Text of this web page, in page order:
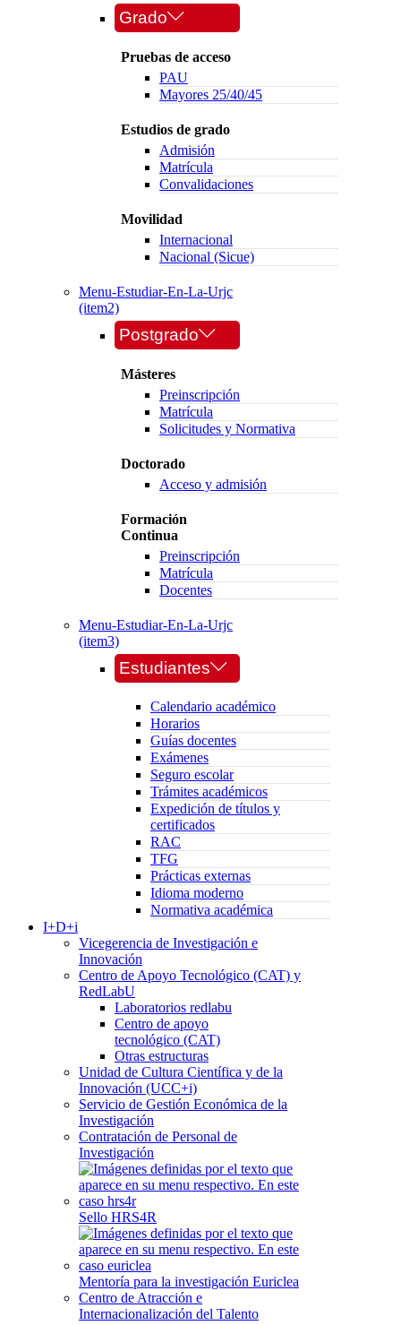
Grado
Pruebas de acceso
PAU
Mayores 25/40/45
Estudios de grado
Admisión
Matrícula
Convalidaciones
Movilidad
Internacional
Nacional (Sicue)
Menu-Estudiar-En-La-Urjc
(item2)
Postgrado
Másteres
Preinscripción
Matrícula
Solicitudes y Normativa
Doctorado
Acceso y admisión
Formación
Continua
Preinscripción
Matrícula
Docentes
Menu-Estudiar-En-La-Urjc
(item3)
Estudiantes
Calendario académico
Horarios
Guías docentes
Exámenes
Seguro escolar
Trámites académicos
Expedición de títulos y
certificados
RAC
TFG
Prácticas externas
Idioma moderno
Normativa académica
I+D+i
Vicegerencia de Investigación e
Innovación
Centro de Apoyo Tecnológico (CAT) y
RedLabU
Laboratorios redlabu
Centro de apoyo
tecnológico (CAT)
Otras estructuras
Unidad de Cultura Científica y de la
Innovación (UCC+i)
Servicio de Gestión Económica de la
Investigación
Contratación de Personal de
Investigación
Sello HRS4R
Mentoría para la investigación Euriclea
Centro de Atracción e
Internacionalización del Talento